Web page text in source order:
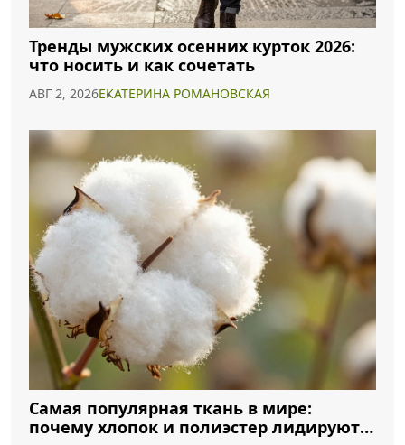
Тренды мужских осенних курток 2026:
что носить и как сочетать
АВГ 2, 2026ЕКАТЕРИНА РОМАНОВСКАЯ
Самая популярная ткань в мире:
почему хлопок и полиэстер лидируют в